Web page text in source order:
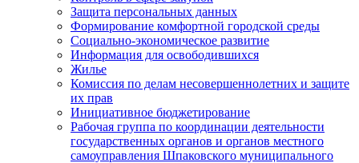
Защита персональных данных
Формирование комфортной городской среды
Социально-экономическое развитие
Информация для освободившихся
Жилье
Комиссия по делам несовершеннолетних и защите
их прав
Инициативное бюджетирование
Рабочая группа по координации деятельности
государственных органов и органов местного
самоуправления Шпаковского муниципального